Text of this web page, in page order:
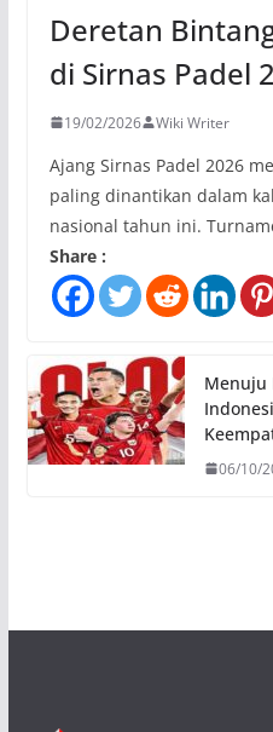
Deretan
di Sirnas Padel
19/02/2026 Wiki Writer
Ajang Sirnas Padel 2026
paling dinantikan dalam
nasional tahun ini.
Share :
Menuju
06/10/